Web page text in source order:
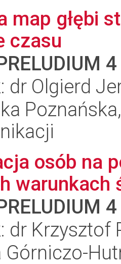
map głębi
czasu
4
dr Olgierd
osób na
warunkach
4
dr Krzysztof